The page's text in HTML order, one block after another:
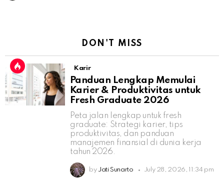
DON'T MISS
Karir
Panduan Lengkap Memulai
Karier & Produktivitas untuk
Fresh Graduate 2026
Peta jalan lengkap untuk fresh
graduate: Strategi karier, tips
produktivitas, dan panduan
manajemen finansial di dunia kerja
tahun 2026.
by Jati Sunarto July 28, 2026, 11:34 pm